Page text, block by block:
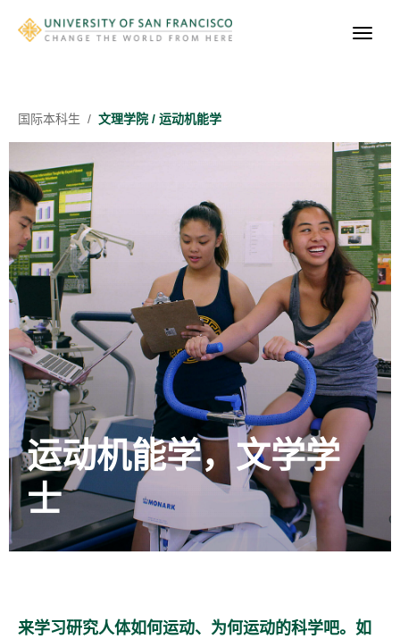
国际本科生 / ​文理学院 / 运动机能学
运动机能学，文学学
士
来学习研究人体如何运动、为何运动的科学吧。如